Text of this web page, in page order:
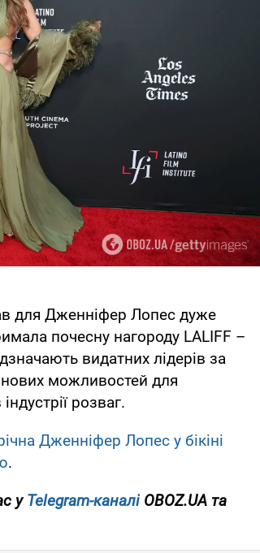
для Дженніфер Лопес дуже
почесну нагороду LALIFF –
видатних лідерів за
можливостей для
розваг.
Дженніфер Лопес у бікіні
.
уTelegram-каналіOBOZ.UA та